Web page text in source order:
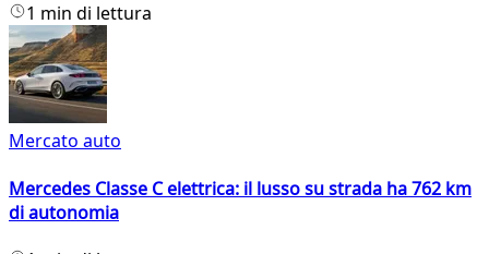
1 min di lettura
Mercato auto
Mercedes Classe C elettrica: il lusso su strada ha 762 km
di autonomia